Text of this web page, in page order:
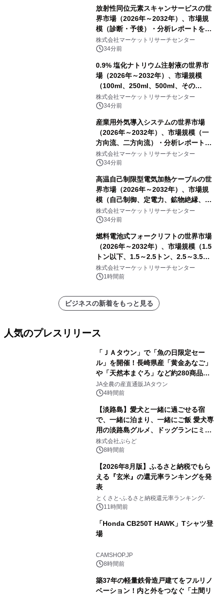
放射性同位元素スキャンサービスの世
界市場（2026年～2032年）、市場規
模（診断・予後）・分析レポートを発
表
株式会社マーケットリサーチセンター
34分前
0.9% 塩化ナトリウム注射液の世界市
場（2026年～2032年）、市場規模
（100ml、250ml、500ml、その
他）・分析レポートを発表
株式会社マーケットリサーチセンター
34分前
産業用外気導入システムの世界市場
（2026年～2032年）、市場規模（一
方向流、二方向流）・分析レポートを
発表
株式会社マーケットリサーチセンター
34分前
高温自己制限型電気加熱ケーブルの世
界市場（2026年～2032年）、市場規
模（自己制御、定電力、鉱物絶縁、表
皮効果）・分析レポートを発表
株式会社マーケットリサーチセンター
34分前
燃料電池式フォークリフトの世界市場
（2026年～2032年）、市場規模（1.5
トン以下、1.5～2.5トン、2.5～3.5ト
ン、3.5～5.0トン、その他）・分析レ
ポートを発表
株式会社マーケットリサーチセンター
1時間前
ビジネスの新着をもっと見る
人気のプレスリリース
「ＪＡタウン」で「魚の日限定セー
ル」を開催！長崎県産「黄金あなご」
や「天然本まぐろ」など約280商品を
販売！～毎月１０日の定例企画～
JA全農の産直通販JAタウン
4時間前
【淡路島】愛犬と一緒に過ごせる宿
で、一緒に泊まり、一緒にご飯 愛犬専
用の淡路島グルメ、ドッグランにミニ
プール グランピングとトレーラーハウ
スの2施設で
株式会社ぷらど
8時間前
【2026年8月版】ふるさと納税でもら
える『玄米』の還元率ランキングを発
表
とくさと-ふるさと納税還元率ランキング-
11時間前
「Honda CB250T HAWK」Tシャツ登
場
CAMSHOP.JP
8時間前
築37年の軽量鉄骨造戸建てをフルリノ
ベーション！内と外をつなぐ「土間リ